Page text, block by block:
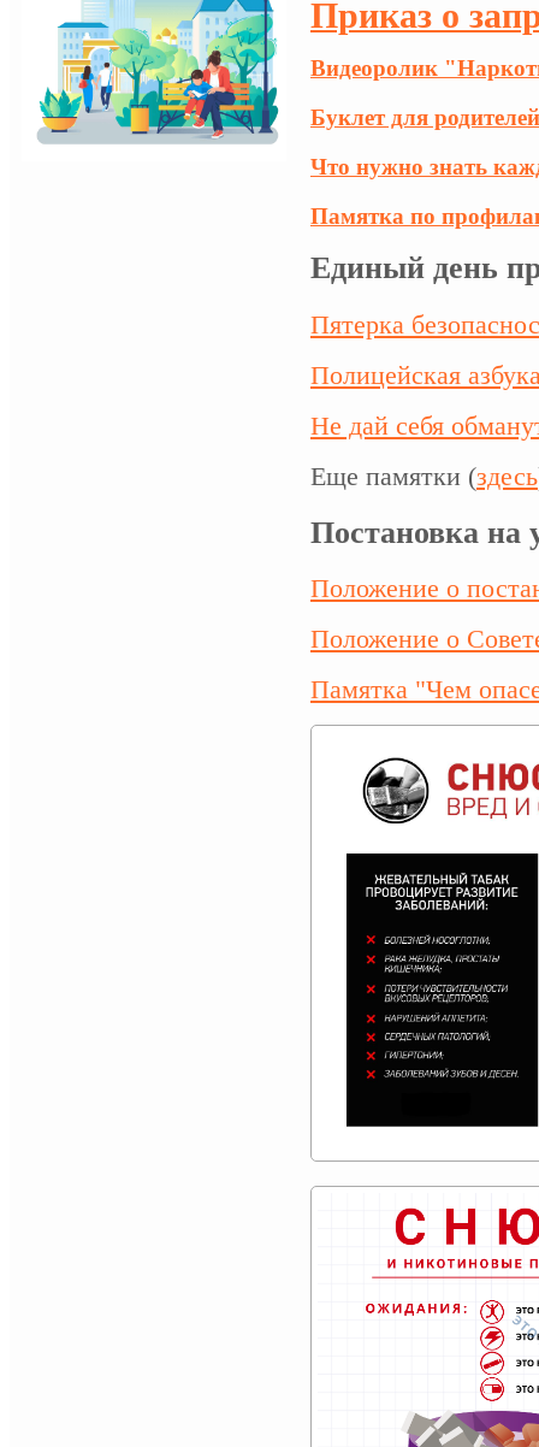
Приказ о
Видеоролик
Буклет для
Что нужно знать
Памятка по
Единый день
Пятерка
Полицейская
Не дай себя
Еще памятки (здесь
Постановка на
Положение о
Положение о
Памятка "Чем